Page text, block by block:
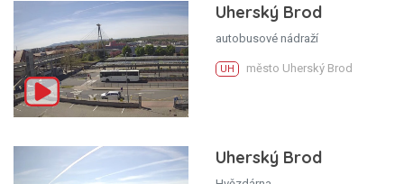
Uherský Brod
autobusové nádraží
UH město Uherský Brod
Uherský Brod